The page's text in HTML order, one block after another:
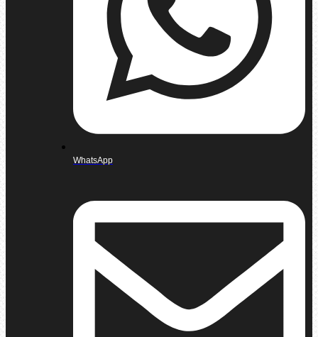
WhatsApp